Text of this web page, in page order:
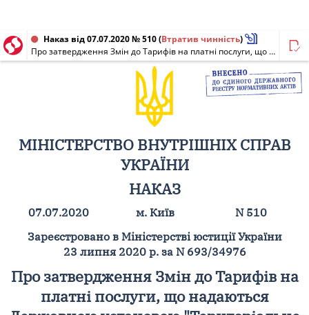
Наказ від 07.07.2020 № 510(Втратив чинність)
Про затвердження Змін до Тарифів на платні послуги, що надаються Державною установою "Територіальне медичне об'єднання Міністерства внутрішніх справ України по Тернопільській області"